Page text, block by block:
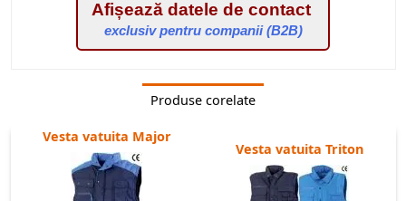
Afișează datele de contact
exclusiv pentru companii (B2B)
Produse corelate
Vesta vatuita Major
Vesta vatuita Triton